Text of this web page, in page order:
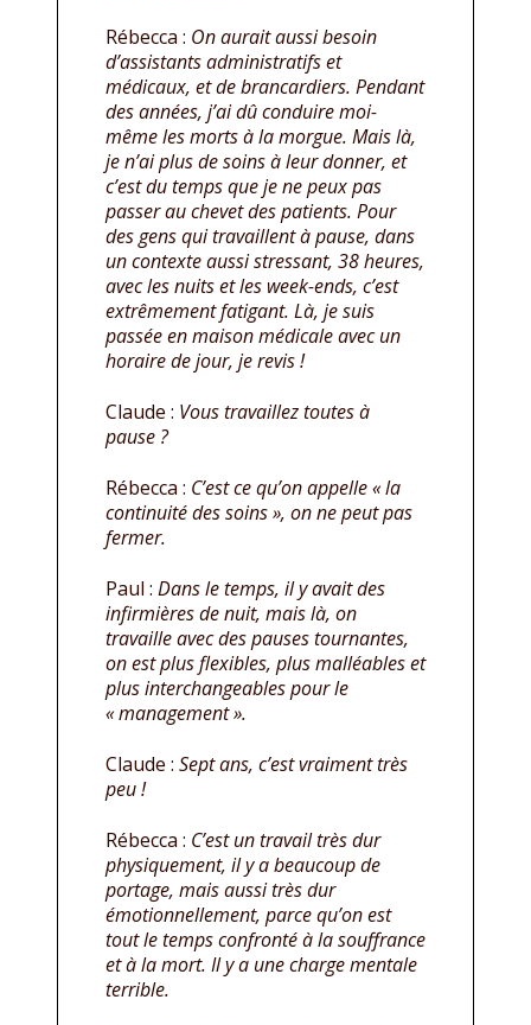
Rébecca : On aurait aussi besoin
d’assistants administratifs et
médicaux, et de brancardiers. Pendant
des années, j’ai dû conduire moi-
même les morts à la morgue. Mais là,
je n’ai plus de soins à leur donner, et
c’est du temps que je ne peux pas
passer au chevet des patients. Pour
des gens qui travaillent à pause, dans
un contexte aussi stressant, 38 heures,
avec les nuits et les week-ends, c’est
extrêmement fatigant. Là, je suis
passée en maison médicale avec un
horaire de jour, je revis !
Claude : Vous travaillez toutes à
pause ?
Rébecca : C’est ce qu’on appelle « la
continuité des soins », on ne peut pas
fermer.
Paul : Dans le temps, il y avait des
infirmières de nuit, mais là, on
travaille avec des pauses tournantes,
on est plus flexibles, plus malléables et
plus interchangeables pour le
« management ».
Claude : Sept ans, c’est vraiment très
peu !
Rébecca : C’est un travail très dur
physiquement, il y a beaucoup de
portage, mais aussi très dur
émotionnellement, parce qu’on est
tout le temps confronté à la souffrance
et à la mort. Il y a une charge mentale
terrible.